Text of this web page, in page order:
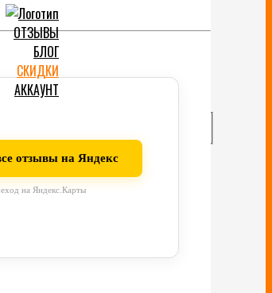
ОТЗЫВЫ
БЛОГ
СКИДКИ
АККАУНТ
отзывы на Яндекс
на Яндекс.Карты